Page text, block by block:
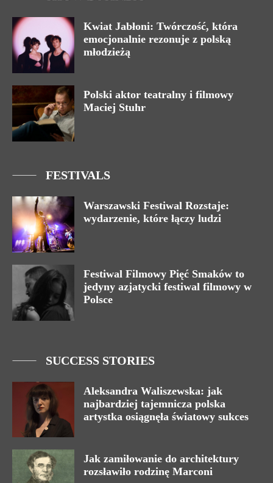
Kwiat Jabłoni: Twórczość, która
emocjonalnie rezonuje z polską
młodzieżą
Polski aktor teatralny i filmowy
Maciej Stuhr
FESTIVALS
Warszawski Festiwal Rozstaje:
wydarzenie, które łączy ludzi
Festiwal Filmowy Pięć Smaków to
jedyny azjatycki festiwal filmowy w
Polsce
SUCCESS STORIES
Aleksandra Waliszewska: jak
najbardziej tajemnicza polska
artystka osiągnęła światowy sukces
Jak zamiłowanie do architektury
rozsławiło rodzinę Marconi